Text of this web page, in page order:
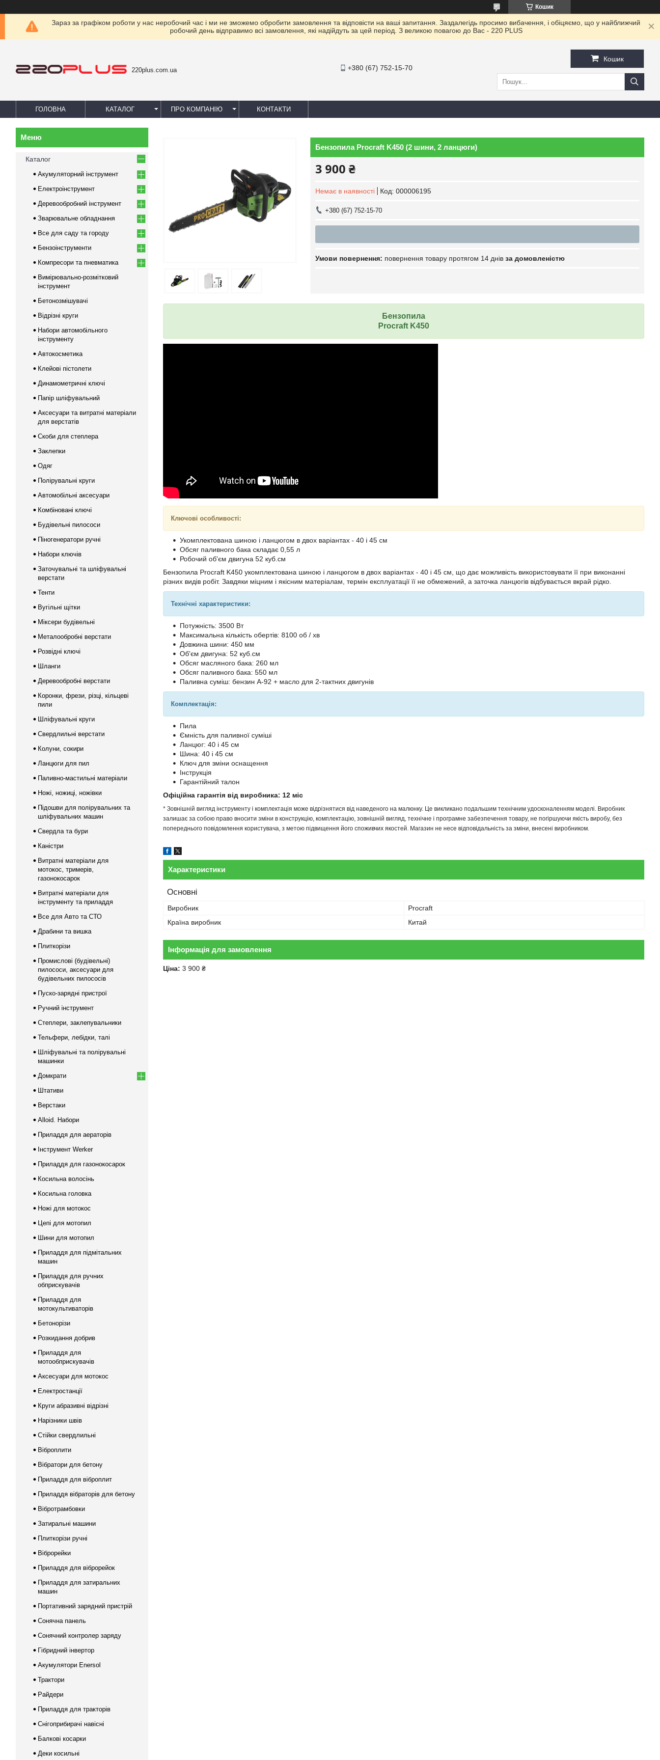
Кошик
Зараз за графіком роботи у нас неробочий час і ми не зможемо обробити замовлення та відповісти на ваші запитання. Заздалегідь просимо вибачення, і обіцяємо, що у найближчий
робочий день відправимо всі замовлення, які надійдуть за цей період. З великою повагою до Ваc - 220 PLUS
220plus.com.ua +380 (67) 752-15-70
Кошик
ГОЛОВНА КАТАЛОГ ПРО КОМПАНІЮ КОНТАКТИ
Бензопила Procraft K450 (2 шини, 2 ланцюги)
3 900 ₴
Немає в наявності Код: 000006195
+380 (67) 752-15-70
повернення товару протягом 14 днів за домовленістю
Бензопила
Procraft K450
Ключові особливості:
Укомплектована шиною і ланцюгом в двох варіантах - 40 і 45 см
Обсяг паливного бака складає 0,55 л
Робочий об'єм двигуна 52 куб.см
Бензопила Procraft K450 укомплектована шиною і ланцюгом в двох варіантах - 40 і 45 см, що дає можливість використовувати її при виконанні
різних видів робіт. Завдяки міцним і якісним матеріалам, термін експлуатації її не обмежений, а заточка ланцюгів відбувається вкрай рідко.
Технічні характеристики:
Потужність: 3500 Вт
Максимальна кількість обертів: 8100 об / хв
Довжина шини: 450 мм
Об'єм двигуна: 52 куб.см
Обсяг масляного бака: 260 мл
Обсяг паливного бака: 550 мл
Паливна суміш: бензин А-92 + масло для 2-тактних двигунів
Комплектація:
Пила
Ємність для паливної суміші
Ланцюг: 40 і 45 см
Шина: 40 і 45 см
Ключ для зміни оснащення
Інструкція
Гарантійний талон
Офіційна гарантія від виробника: 12 міс
* Зовнішній вигляд інструменту і комплектація може відрізнятися від наведеного на малюнку. Це викликано подальшим технічним удосконаленням моделі. Виробник
залишає за собою право вносити зміни в конструкцію, комплектацію, зовнішній вигляд, технічне і програмне забезпечення товару, не погіршуючи якість виробу, без
попереднього повідомлення користувача, з метою підвищення його споживчих якостей. Магазин не несе відповідальність за зміни, внесені виробником.
Характеристики
Основні
Виробник
Procraft
Країна виробник
Китай
Інформація для замовлення
Ціна: 3 900 ₴
Каталог
Акумуляторний інструмент
Електроінструмент
Деревообробний інструмент
Зварювальне обладнання
Все для саду та городу
Бензоінструменти
Компресори та пневматика
Вимірювально-розмітковий
інструмент
Бетонозмішувачі
Відрізні круги
Набори автомобільного
інструменту
Автокосметика
Клейові пістолети
Динамометричні ключі
Папір шліфувальний
Аксесуари та витратні матеріали
для верстатів
Скоби для степлера
Заклепки
Одяг
Полірувальні круги
Автомобільні аксесуари
Комбіновані ключі
Будівельні пилососи
Піногенератори ручні
Набори ключів
Заточувальні та шліфувальні
верстати
Тенти
Вугільні щітки
Міксери будівельні
Металообробні верстати
Розвідні ключі
Шланги
Деревообробні верстати
Коронки, фрези, різці, кільцеві
пили
Шліфувальні круги
Свердлильні верстати
Колуни, сокири
Ланцюги для пил
Паливно-мастильні матеріали
Ножі, ножиці, ножівки
Підошви для полірувальних та
шліфувальних машин
Свердла та бури
Каністри
Витратні матеріали для
мотокос, тримерів,
газонокосарок
Витратні матеріали для
інструменту та приладдя
Все для Авто та СТО
Драбини та вишка
Плиткорізи
Промислові (будівельні)
пилососи, аксесуари для
будівельних пилососів
Пуско-зарядні пристрої
Ручний інструмент
Степлери, заклепувальники
Тельфери, лебідки, талі
Шліфувальні та полірувальні
машинки
Домкрати
Штативи
Верстаки
Alloid. Набори
Приладдя для аераторів
Інструмент Werker
Приладдя для газонокосарок
Косильна волосінь
Косильна головка
Ножі для мотокос
Цепі для мотопил
Шини для мотопил
Приладдя для підмітальних
машин
Приладдя для ручних
обприскувачів
Приладдя для
мотокультиваторів
Бетонорізи
Розкидання добрив
Приладдя для
мотообприскувачів
Аксесуари для мотокос
Електростанції
Круги абразивні відрізні
Нарізники швів
Стійки свердлильні
Віброплити
Вібратори для бетону
Приладдя для віброплит
Приладдя вібраторів для бетону
Вібротрамбовки
Затиральні машини
Плиткорізи ручні
Віброрейки
Приладдя для віброрейок
Приладдя для затиральних
машин
Портативний зарядний пристрій
Сонячна панель
Сонячний контролер заряду
Гібридний інвертор
Акумулятори Enersol
Трактори
Райдери
Приладдя для тракторів
Снігоприбирачі навісні
Балкові косарки
Деки косильні